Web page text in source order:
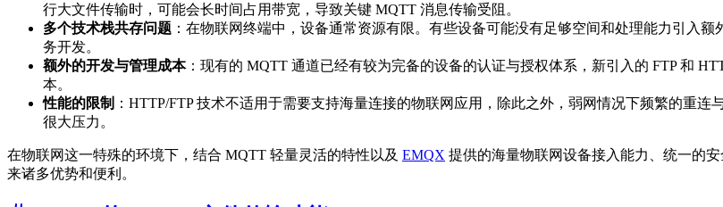
行大文件传输时，可能会长时间占用带宽，导致关键 MQTT 消息传输受阻。
多个技术栈共存问题 ：在物联网终端中，设备通常资源有限。有些设备可能没有足够空间和处理能力引入
务开发。
额外的开发与管理成本：现有的 MQTT 通道已经有较为完备的设备的认证与授权体系，新引入的 FTP 和
本。
性能的限制 ：HTTP/FTP 技术不适用于需要支持海量连接的物联网应用，除此之外，弱网情况下频繁的重
很大压力。
在物联网这一特殊的环境下，结合 MQTT 轻量灵活的特性以及 EMQX 提供的海量物联网设备接入能力、统一的
来诸多优势和便利。